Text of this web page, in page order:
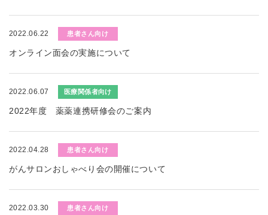
2022.06.22 患者さん向け
オンライン面会の実施について
2022.06.07 医療関係者向け
2022年度 薬薬連携研修会のご案内
2022.04.28 患者さん向け
がんサロンおしゃべり会の開催について
2022.03.30 患者さん向け